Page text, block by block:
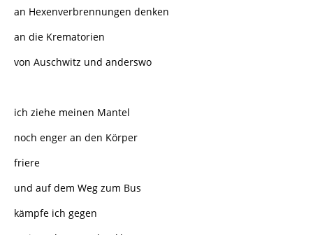
an Hexenverbrennungen denken
an die Krematorien
von Auschwitz und anderswo
ich ziehe meinen Mantel
noch enger an den Körper
friere
und auf dem Weg zum Bus
kämpfe ich gegen